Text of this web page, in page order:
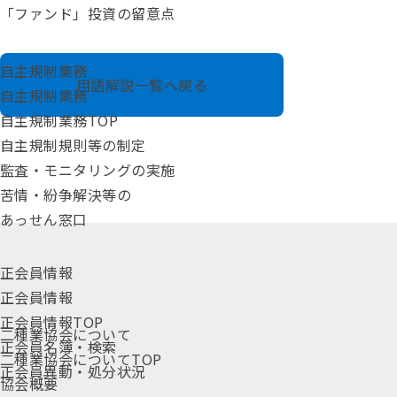
「ファンド」投資の留意点
自主規制業務
自主規制業務
自主規制業務TOP
自主規制規則等の制定
監査・モニタリングの実施
苦情・紛争解決等の
あっせん窓口
正会員情報
正会員情報
正会員情報TOP
正会員名簿・検索
正会員異動・処分状況
用語解説一覧へ戻る
二種業協会について
二種業協会についてTOP
協会概要